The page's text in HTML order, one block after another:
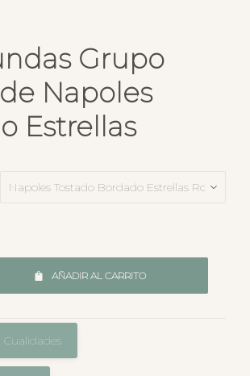
Grupo
Napoles
Estrellas
AÑADIR AL CARRITO
Cualidades